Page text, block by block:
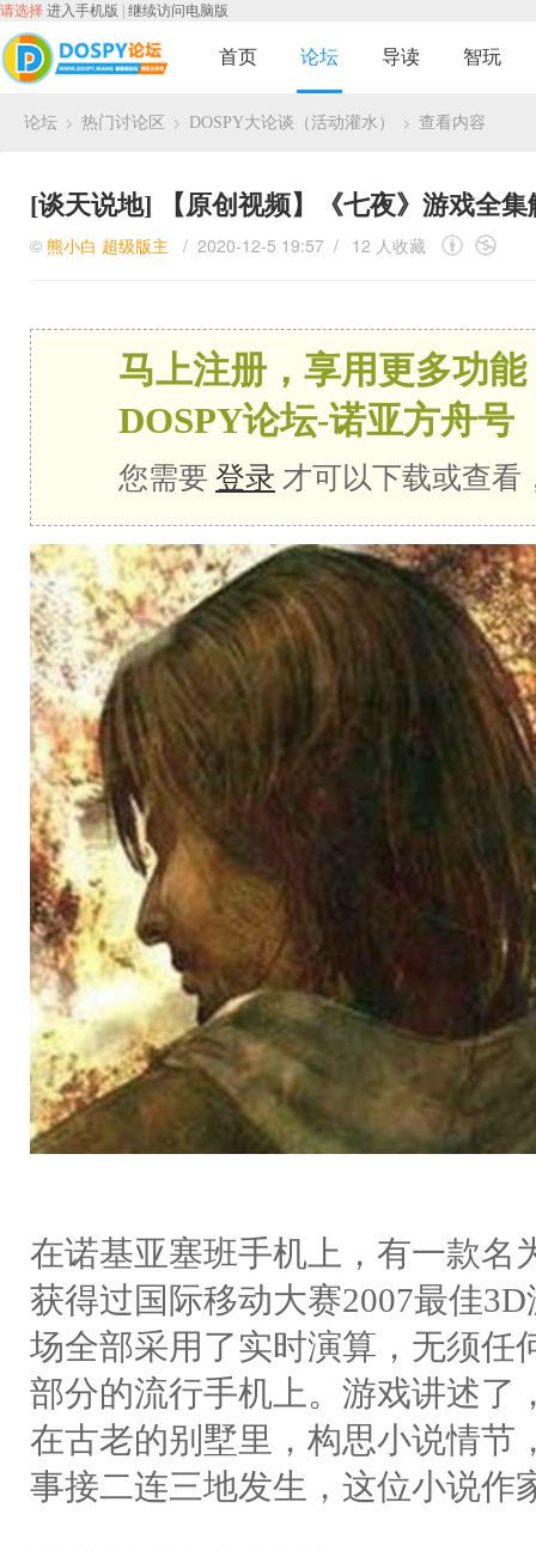
请选择 进入手机版 继续访问电脑版
首页 论坛 导读 智玩
论坛 热门讨论区 DOSPY大论谈（活动灌水） 查看内容
[谈天说地] 【原创视频】《七夜》游戏全
© 熊小白 超级版主 / 2020-12-5 19:57 / 12 人收藏
马上注册，享用更多功
DOSPY论坛-诺亚方舟号
您需要 登录 才可以下载或查看
在诺基亚塞班手机上，有一款名
获得过国际移动大赛2007最佳
场全部采用了实时演算，无须任
部分的流行手机上。游戏讲述了
在古老的别墅里，构思小说情节
事接二连三地发生，这位小说作